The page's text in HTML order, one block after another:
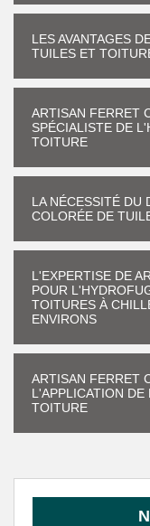
LES AVANTAGES
TUILES ET
ARTISAN FERRET
SPÉCIALISTE DE
TOITURE
LA NÉCESSITÉ DU
COLORÉE DE
L'EXPERTISE DE
POUR
TOITURES À
ENVIRONS
ARTISAN FERRET
L'APPLICATION
TOITURE